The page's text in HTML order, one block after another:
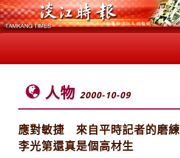
人物 2000-10-09
應對敏捷 來自平時記者的磨練
李光第還真是個高材生